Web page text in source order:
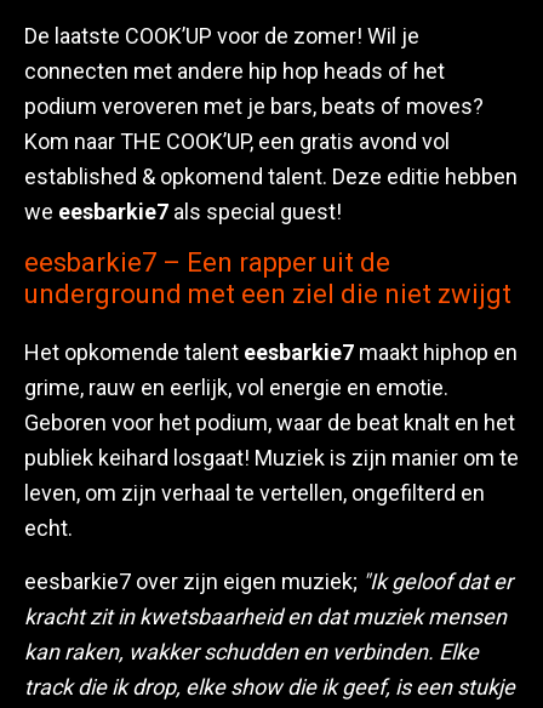
De laatste COOK’UP voor de zomer! Wil je
connecten met andere hip hop heads of het
podium veroveren met je bars, beats of moves?
Kom naar THE COOK’UP, een gratis avond vol
established & opkomend talent. Deze editie hebben
we eesbarkie7 als special guest!
eesbarkie7 – Een rapper uit de
underground met een ziel die niet zwijgt
Het opkomende talent eesbarkie7 maakt hiphop en
grime, rauw en eerlijk, vol energie en emotie.
Geboren voor het podium, waar de beat knalt en het
publiek keihard losgaat! Muziek is zijn manier om te
leven, om zijn verhaal te vertellen, ongefilterd en
echt.
eesbarkie7 over zijn eigen muziek; "Ik geloof dat er
kracht zit in kwetsbaarheid en dat muziek mensen
kan raken, wakker schudden en verbinden. Elke
track die ik drop, elke show die ik geef, is een stukje